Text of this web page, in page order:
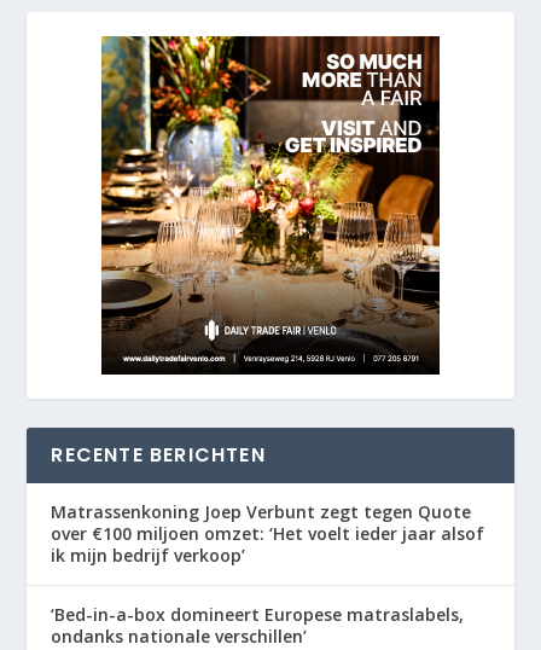
RECENTE BERICHTEN
Matrassenkoning Joep Verbunt zegt tegen Quote
over €100 miljoen omzet: ‘Het voelt ieder jaar alsof
ik mijn bedrijf verkoop’
‘Bed-in-a-box domineert Europese matraslabels,
ondanks nationale verschillen’